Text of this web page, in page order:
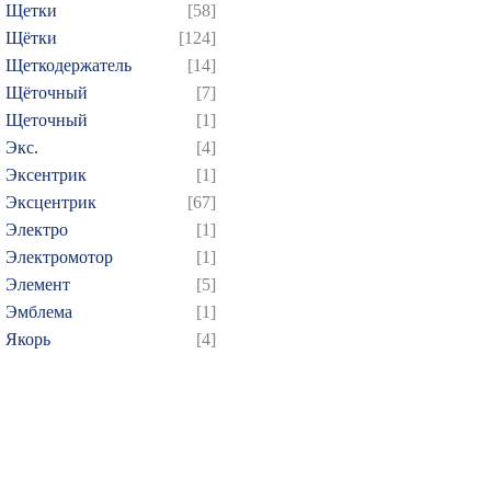
Щетки
[58]
Щётки
[124]
Щеткодержатель
[14]
Щёточный
[7]
Щеточный
[1]
Экс.
[4]
Эксентрик
[1]
Эксцентрик
[67]
Электро
[1]
Электромотор
[1]
Элемент
[5]
Эмблема
[1]
Якорь
[4]